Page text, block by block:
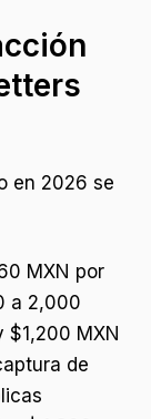
en 2026 se
MXN por
a 2,000
MXN
de